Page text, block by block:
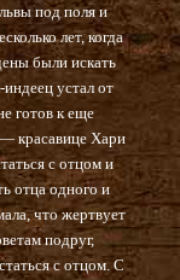
под поля и
лет, когда
были искать
устал от
готов к еще
красавице Хари
с отцом и
отца одного и
что жертвует
подруг,
с отцом. С